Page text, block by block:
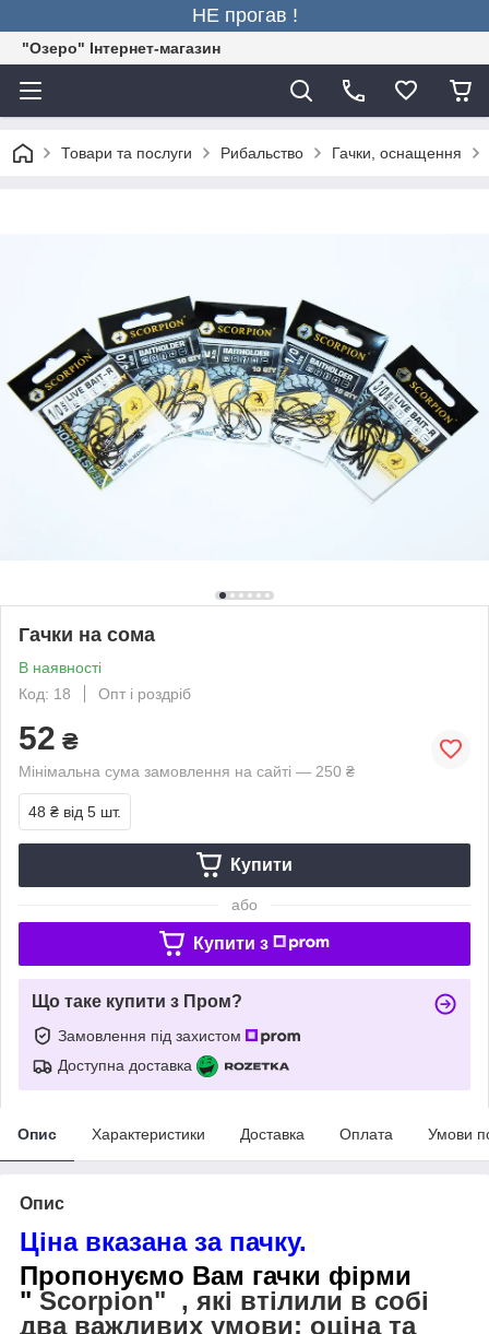
НЕ прогав !
"Озеро" Інтернет-магазин
Товари та послуги Рибальство Гачки, оснащення
Гачки на сома
В наявності
Код: 18
Опт і роздріб
52 ₴
Мінімальна сума замовлення на сайті — 250 ₴
48 ₴ від 5 шт.
Купити
або
Купити з
Що таке купити з Пром?
Замовлення під захистом
Доступна доставка
Опис Характеристики Доставка Оплата Умови
Опис
Ціна вказана за пачку.
Пропонуємо Вам гачки фірми
" Scorpion" , які втілили в собі
два важливих умови: оціна та